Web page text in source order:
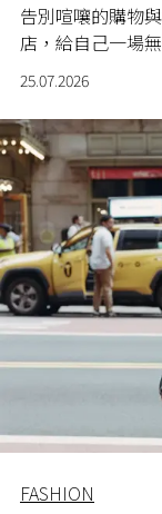
告別喧嚷的購物
店，給自己一場
25.07.2026
FASHION